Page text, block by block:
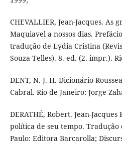
CHEVALLIER, Jean-Jacques. As
Maquiavel a nossos dias.
tradução de Lydia Cristina
Souza Telles). 8. ed. (2. impr.).
DENT, N. J. H. Dicionário
Cabral. Rio de Janeiro: Jorge
DERATHÉ, Robert. Jean-Jacques
política de seu tempo.
Paulo: Editora Barcarolla;